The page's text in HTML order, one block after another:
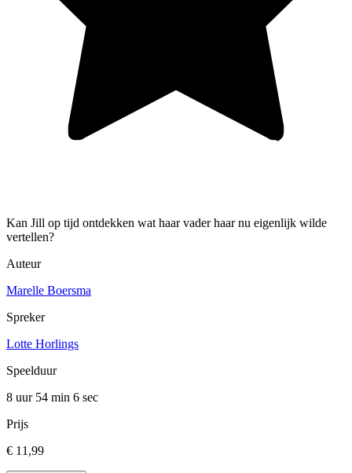
Kan Jill op tijd ontdekken wat haar vader haar nu eigenlijk wilde
vertellen?
Auteur
Marelle Boersma
Spreker
Lotte Horlings
Speelduur
8 uur 54 min 6 sec
Prijs
€ 11,99